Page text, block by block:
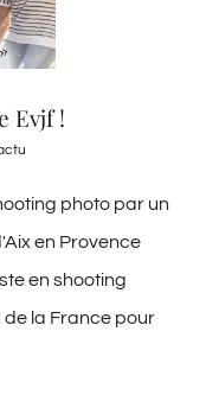
Evjf !
photo par un
en Provence
en shooting
de la France pour